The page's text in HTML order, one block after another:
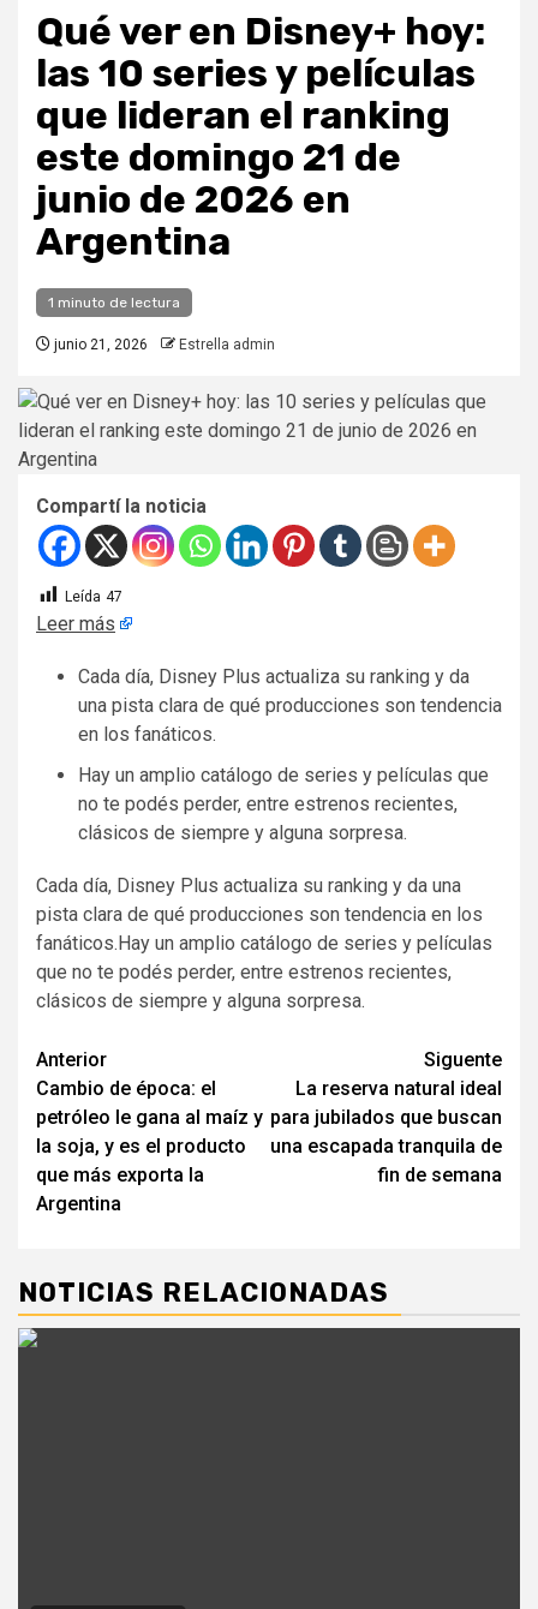
Qué ver en Disney+ hoy:
las 10 series y películas
que lideran el ranking
este domingo 21 de
junio de 2026 en
Argentina
1 minuto de lectura
junio 21, 2026 Estrella admin
Compartí la noticia
Leída 47
Leer más
Cada día, Disney Plus actualiza su ranking y da
una pista clara de qué producciones son tendencia
en los fanáticos.
Hay un amplio catálogo de series y películas que
no te podés perder, entre estrenos recientes,
clásicos de siempre y alguna sorpresa.
​Cada día, Disney Plus actualiza su ranking y da una
pista clara de qué producciones son tendencia en los
fanáticos.Hay un amplio catálogo de series y películas
que no te podés perder, entre estrenos recientes,
clásicos de siempre y alguna sorpresa.
Navegación
de
entradas
Anterior
Cambio de época: el
petróleo le gana al maíz y
la soja, y es el producto
que más exporta la
Argentina
Siguente
La reserva natural ideal
para jubilados que buscan
una escapada tranquila de
fin de semana
NOTICIAS RELACIONADAS